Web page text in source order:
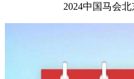
2024中国马会